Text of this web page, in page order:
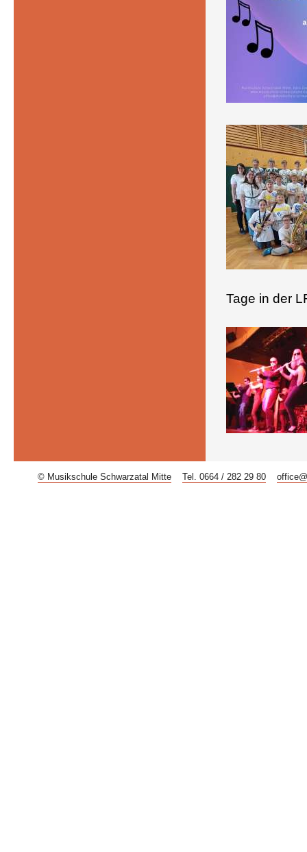
Tage in der
© Musikschule Schwarzatal Mitte Tel. 0664 / 282 29 80